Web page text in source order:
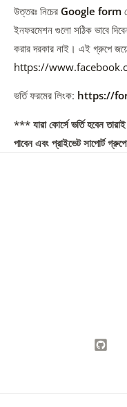
উত্তরঃ নিচের Google form
ইনফরমেশন গুলো সঠিক ভাবে
করার দরকার নাই। এই গ্রুপে
https://
ভর্তি ফরমের লিংক: https://
*** যারা কোর্সে ভর্তি হবেন
পাবেন এবং প্রাইভেট সাপোর্ট